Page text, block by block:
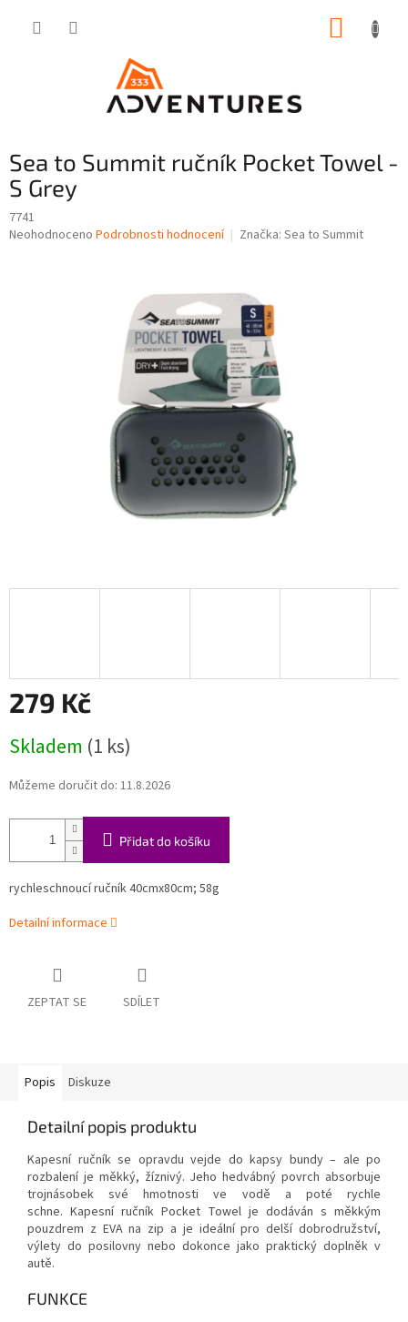
Sea to Summit ručník Pocket Towel -
S Grey
7741
Průměrné
Neohodnoceno Podrobnosti hodnocení Značka: Sea to Summit
279 Kč
cena:
Skladem (1 ks)
Můžeme doručit do: 11.8.2026
Přidat do košíku
rychleschnoucí ručník40cmx80cm; 58g
Detailní informace
ZEPTAT SE SDÍLET
Popis Diskuze
Detailní popis produktu
Kapesní ručník se opravdu vejde do kapsy bundy – ale po
rozbalení je měkký, žíznivý. Jeho hedvábný povrch absorbuje
trojnásobek své hmotnosti ve vodě a poté rychle
schne. Kapesní ručník Pocket Towel je dodáván s měkkým
pouzdrem z EVA na zip a je ideální pro delší dobrodružství,
výlety do posilovny nebo dokonce jako praktický doplněk v
autě.
FUNKCE